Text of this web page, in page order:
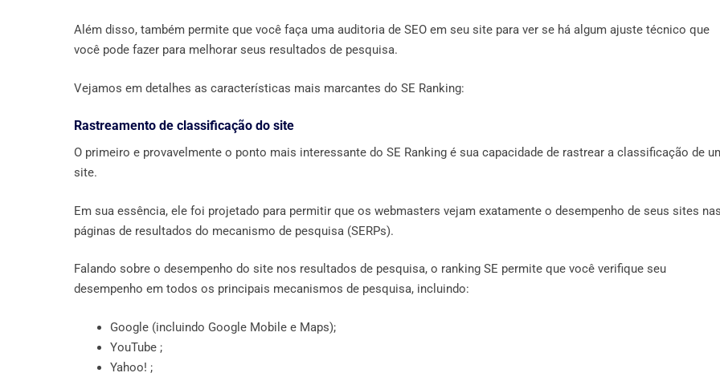
Além disso, também permite que você faça uma auditoria de SEO em seu site para ver se há algum ajuste técnico que
você pode fazer para melhorar seus resultados de pesquisa.
Vejamos em detalhes as características mais marcantes do SE Ranking:
Rastreamento de classificação do site
O primeiro e provavelmente o ponto mais interessante do SE Ranking é sua capacidade de rastrear a classificação de
site.
Em sua essência, ele foi projetado para permitir que os webmasters vejam exatamente o desempenho de seus sites
páginas de resultados do mecanismo de pesquisa (SERPs).
Falando sobre o desempenho do site nos resultados de pesquisa, o ranking SE permite que você verifique seu
desempenho em todos os principais mecanismos de pesquisa, incluindo:
Google (incluindo Google Mobile e Maps);
YouTube ;
Yahoo! ;